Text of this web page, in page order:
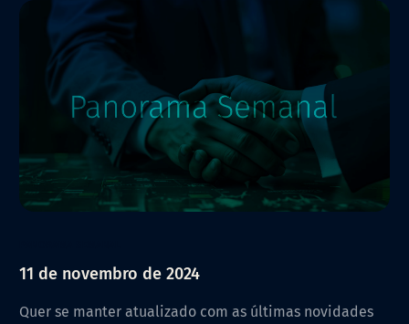
11 de novembro de 2024
Quer se manter atualizado com as últimas novidades